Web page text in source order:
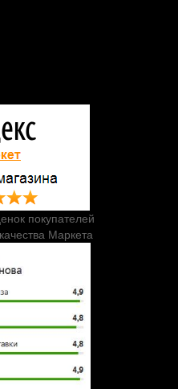
покупателей
Маркета